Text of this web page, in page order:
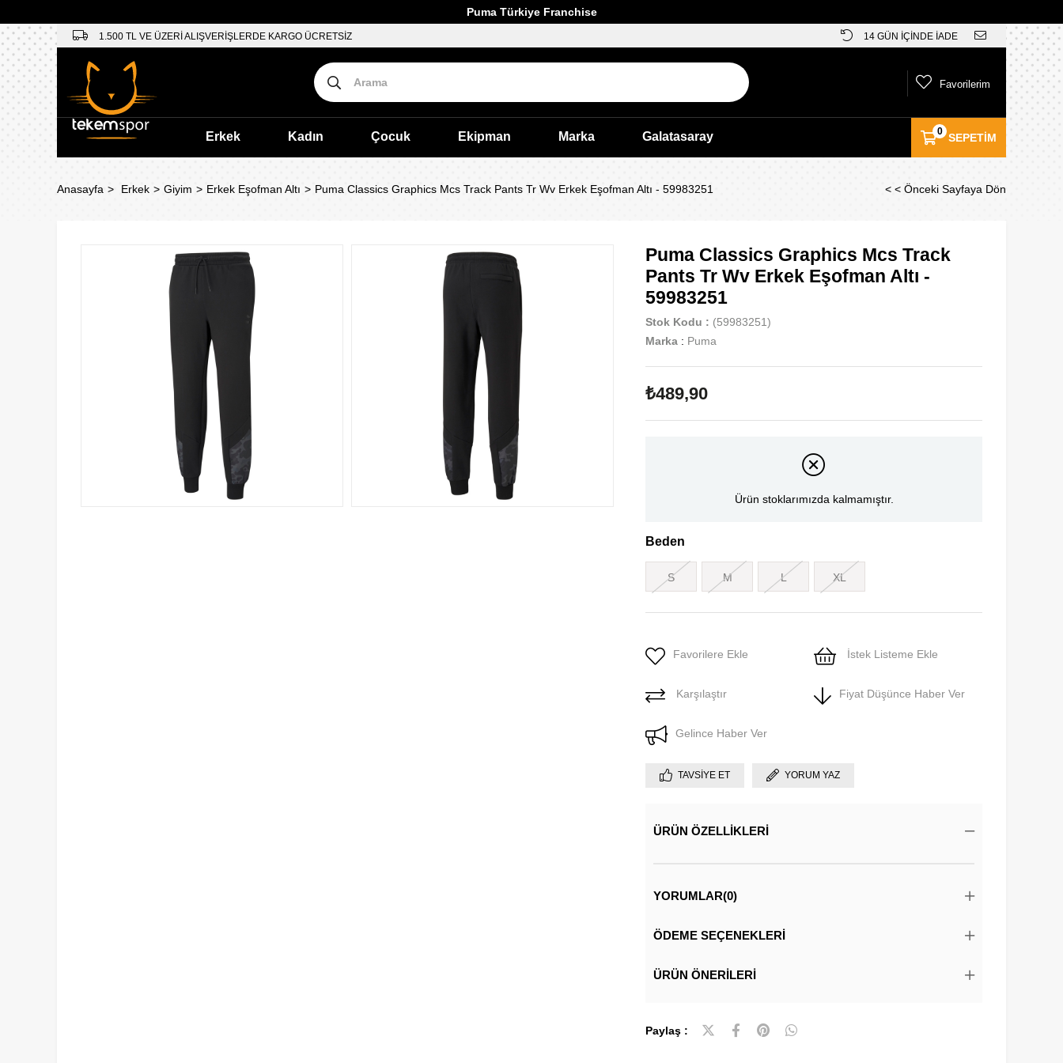
Puma Türkiye Franchise
1.500 TL VE ÜZERİ ALIŞVERİŞLERDE KARGO ÜCRETSİZ 14 GÜN İÇİNDE İADE
SEPETIM
0
Favorilerim
Erkek Kadın Çocuk Ekipman Marka Galatasaray
Anasayfa Erkek Giyim Erkek Eşofman Altı Puma Classics Graphics Mcs Track Pants Tr Wv Erkek Eşofman Altı - 59983251 < < Önceki Sayfaya Dön
Puma Classics Graphics Mcs Track
Pants Tr Wv Erkek Eşofman Altı -
59983251
Stok Kodu
(59983251)
Marka : Puma
₺489,90
Ürün stoklarımızda kalmamıştır.
Beden
S M L XL
Favorilere Ekle İstek Listeme Ekle
Karşılaştır Fiyat Düşünce Haber Ver
Gelince Haber Ver
TAVSIYE ET YORUM YAZ
ÜRÜN ÖZELLIKLERI
YORUMLAR(0)
ÖDEME SEÇENEKLERI
ÜRÜN ÖNERILERI
Paylaş :